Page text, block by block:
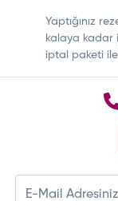
Yaptığınız
kalaya kadar
iptal paketi